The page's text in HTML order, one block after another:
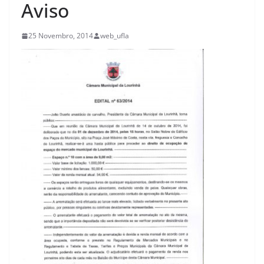
Aviso
25 Novembro, 2014 web_ufla